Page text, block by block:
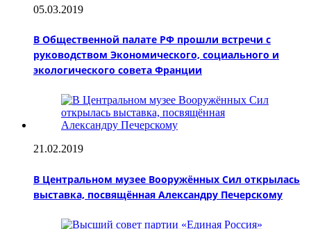
05.03.2019
В Общественной палате РФ прошли встречи с
руководством Экономического, социального и
экологического совета Франции
21.02.2019
В Центральном музее Вооружённых Сил открылась
выставка, посвящённая Александру Печерскому